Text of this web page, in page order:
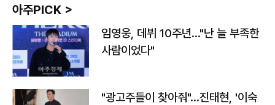
아주PICK >
임영웅, 데뷔 10주년…"난 늘 부족한
사람이었다"
"광고주들이 찾아줘"…진태현, '이숙